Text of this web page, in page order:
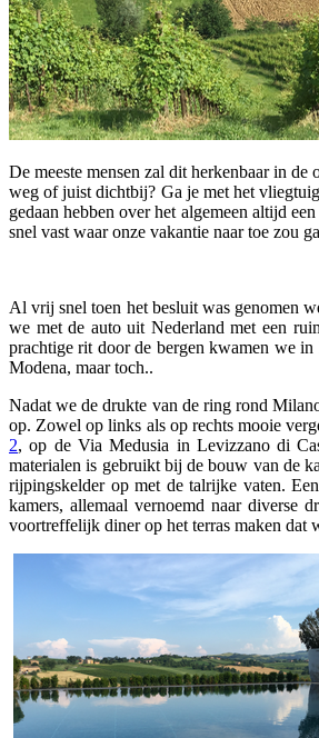
De meeste mensen zal dit herkenbaar in
weg of juist dichtbij? Ga je met het
gedaan hebben over het algemeen altijd
snel vast waar onze vakantie naar toe zou
Al vrij snel toen het besluit was genomen
we met de auto uit Nederland met een
prachtige rit door de bergen kwamen we
Modena, maar toch..
Nadat we de drukte van de ring rond
op. Zowel op links als op rechts mooie
2, op de Via Medusia in Levizzano di
materialen is gebruikt bij de bouw van de
rijpingskelder op met de talrijke vaten.
kamers, allemaal vernoemd naar diverse
voortreffelijk diner op het terras maken dat